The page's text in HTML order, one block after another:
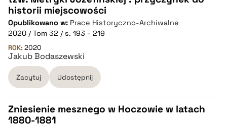
CZYSTY TEKST
pobierz cytat
BIBTEX
pobierz cytat
historii miejscowości
Opublikowano w: Prace Historyczno-Archiwalne
2020 / Tom 32 / s. 193 - 219
ROK: 2020
Jakub Bodaszewski
Zacytuj Udostępnij
Zniesienie mesznego w Hoczowie w latach
1880-1881